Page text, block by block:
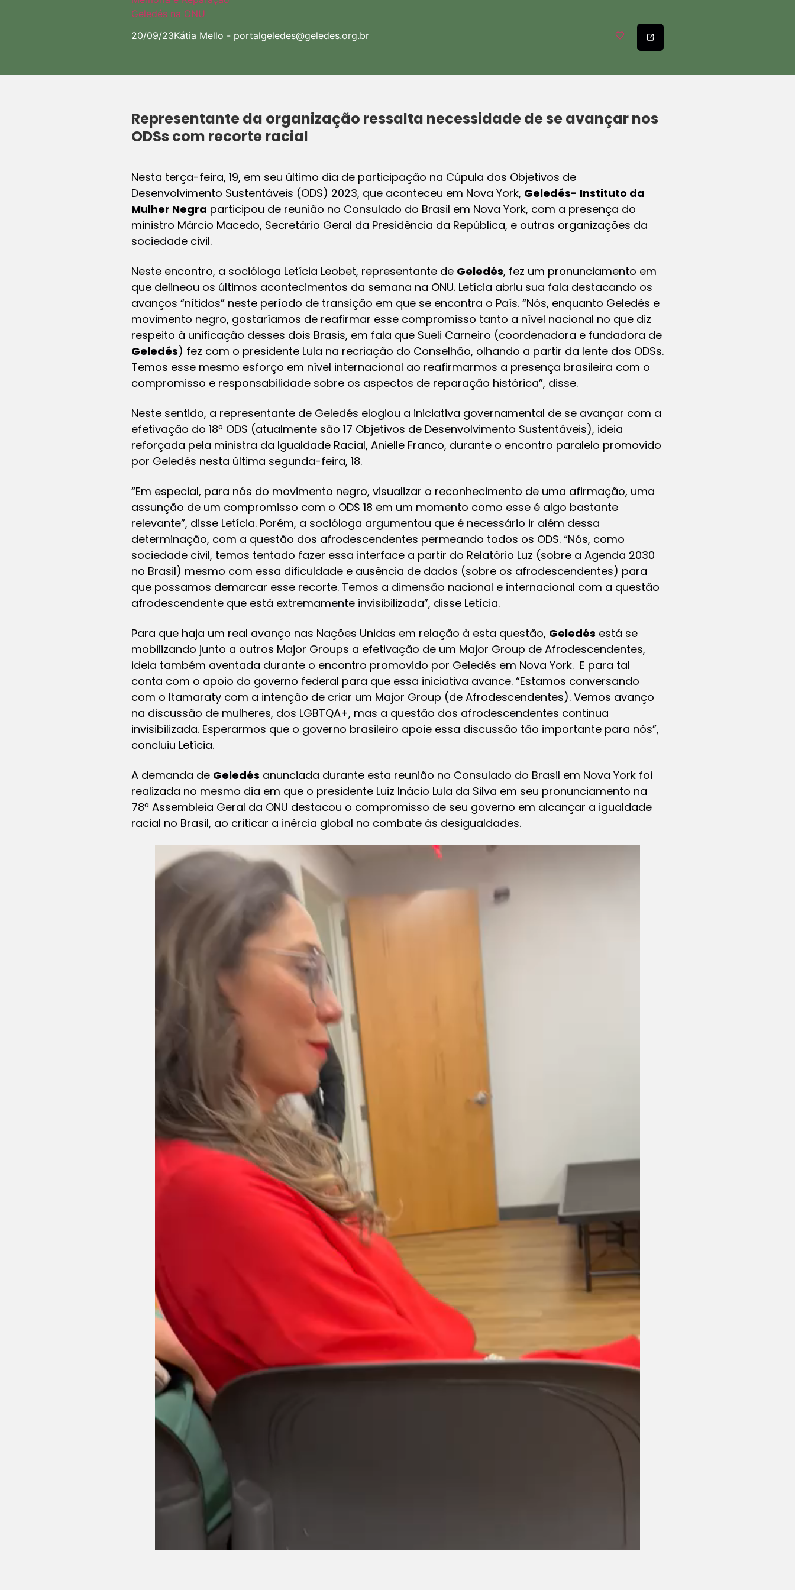
Geledés na ONU
20/09/23Kátia Mello - portalgeledes@geledes.org.br
Representante da organização ressalta necessidade de se avançar nos
ODSs com recorte racial
Nesta terça-feira, 19, em seu último dia de participação na Cúpula dos Objetivos de
Desenvolvimento Sustentáveis (ODS) 2023, que aconteceu em Nova York, Geledés- Instituto da
Mulher Negra participou de reunião no Consulado do Brasil em Nova York, com a presença do
ministro Márcio Macedo, Secretário Geral da Presidência da República, e outras organizações da
sociedade civil.
Neste encontro, a socióloga Letícia Leobet, representante de Geledés, fez um pronunciamento em
que delineou os últimos acontecimentos da semana na ONU. Letícia abriu sua fala destacando os
avanços “nítidos” neste período de transição em que se encontra o País. “Nós, enquanto Geledés e
movimento negro, gostaríamos de reafirmar esse compromisso tanto a nível nacional no que diz
respeito à unificação desses dois Brasis, em fala que Sueli Carneiro (coordenadora e fundadora de
Geledés) fez com o presidente Lula na recriação do Conselhão, olhando a partir da lente dos ODSs.
Temos esse mesmo esforço em nível internacional ao reafirmarmos a presença brasileira com o
compromisso e responsabilidade sobre os aspectos de reparação histórica”, disse.
Neste sentido, a representante de Geledés elogiou a iniciativa governamental de se avançar com a
efetivação do 18º ODS (atualmente são 17 Objetivos de Desenvolvimento Sustentáveis), ideia
reforçada pela ministra da Igualdade Racial, Anielle Franco, durante o encontro paralelo promovido
por Geledés nesta última segunda-feira, 18.
“Em especial, para nós do movimento negro, visualizar o reconhecimento de uma afirmação, uma
assunção de um compromisso com o ODS 18 em um momento como esse é algo bastante
relevante”, disse Letícia. Porém, a socióloga argumentou que é necessário ir além dessa
determinação, com a questão dos afrodescendentes permeando todos os ODS. “Nós, como
sociedade civil, temos tentado fazer essa interface a partir do Relatório Luz (sobre a Agenda 2030
no Brasil) mesmo com essa dificuldade e ausência de dados (sobre os afrodescendentes) para
que possamos demarcar esse recorte. Temos a dimensão nacional e internacional com a questão
afrodescendente que está extremamente invisibilizada”, disse Letícia.
Para que haja um real avanço nas Nações Unidas em relação à esta questão, Geledés está se
mobilizando junto a outros Major Groups a efetivação de um Major Group de Afrodescendentes,
ideia também aventada durante o encontro promovido por Geledés em Nova York. E para tal
conta com o apoio do governo federal para que essa iniciativa avance. “Estamos conversando
com o Itamaraty com a intenção de criar um Major Group (de Afrodescendentes). Vemos avanço
na discussão de mulheres, dos LGBTQA+, mas a questão dos afrodescendentes continua
invisibilizada. Esperarmos que o governo brasileiro apoie essa discussão tão importante para nós”,
concluiu Letícia.
A demanda de Geledés anunciada durante esta reunião no Consulado do Brasil em Nova York foi
realizada no mesmo dia em que o presidente Luiz Inácio Lula da Silva em seu pronunciamento na
78ª Assembleia Geral da ONU destacou o compromisso de seu governo em alcançar a igualdade
racial no Brasil, ao criticar a inércia global no combate às desigualdades.